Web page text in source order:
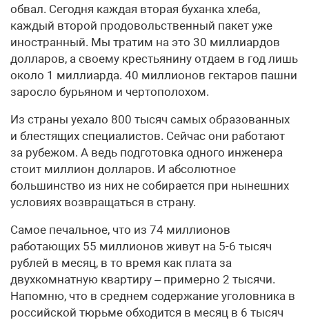
обвал. Сегодня каждая вторая буханка хлеба,
каждый второй продовольственный пакет уже
иностранный. Мы тратим на это 30 миллиардов
долларов, а своему крестьянину отдаем в год лишь
около 1 миллиарда. 40 миллионов гектаров пашни
заросло бурьяном и чертополохом.
Из страны уехало 800 тысяч самых образованных
и блестящих специалистов. Сейчас они работают
за рубежом. А ведь подготовка одного инженера
стоит миллион долларов. И абсолютное
большинство из них не собирается при нынешних
условиях возвращаться в страну.
Самое печальное, что из 74 миллионов
работающих 55 миллионов живут на 5-6 тысяч
рублей в месяц, в то время как плата за
двухкомнатную квартиру – примерно 2 тысячи.
Напомню, что в среднем содержание уголовника в
российской тюрьме обходится в месяц в 6 тысяч